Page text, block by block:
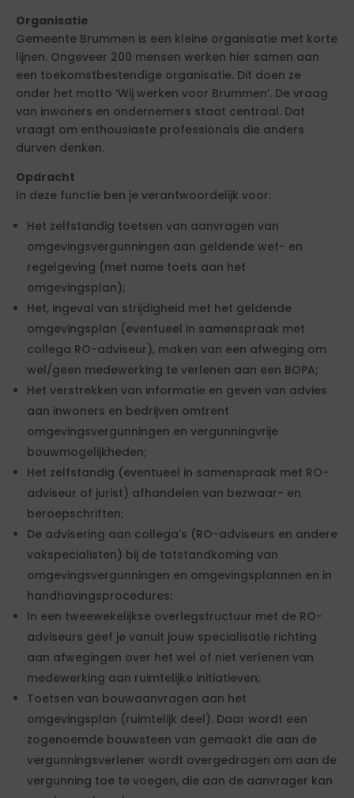
Organisatie
Gemeente Brummen is een kleine organisatie met korte
lijnen. Ongeveer 200 mensen werken hier samen aan
een toekomstbestendige organisatie. Dit doen ze
onder het motto ‘Wij werken voor Brummen’. De vraag
van inwoners en ondernemers staat centraal. Dat
vraagt om enthousiaste professionals die anders
durven denken.
Opdracht
In deze functie ben je verantwoordelijk voor:
Het zelfstandig toetsen van aanvragen van
omgevingsvergunningen aan geldende wet- en
regelgeving (met name toets aan het
omgevingsplan);
Het, ingeval van strijdigheid met het geldende
omgevingsplan (eventueel in samenspraak met
collega RO-adviseur), maken van een afweging om
wel/geen medewerking te verlenen aan een BOPA;
Het verstrekken van informatie en geven van advies
aan inwoners en bedrijven omtrent
omgevingsvergunningen en vergunningvrije
bouwmogelijkheden;
Het zelfstandig (eventueel in samenspraak met RO-
adviseur of jurist) afhandelen van bezwaar- en
beroepschriften;
De advisering aan collega's (RO-adviseurs en andere
vakspecialisten) bij de totstandkoming van
omgevingsvergunningen en omgevingsplannen en in
handhavingsprocedures;
In een tweewekelijkse overlegstructuur met de RO-
adviseurs geef je vanuit jouw specialisatie richting
aan afwegingen over het wel of niet verlenen van
medewerking aan ruimtelijke initiatieven;
Toetsen van bouwaanvragen aan het
omgevingsplan (ruimtelijk deel). Daar wordt een
zogenoemde bouwsteen van gemaakt die aan de
vergunningsverlener wordt overgedragen om aan de
vergunning toe te voegen, die aan de aanvrager kan